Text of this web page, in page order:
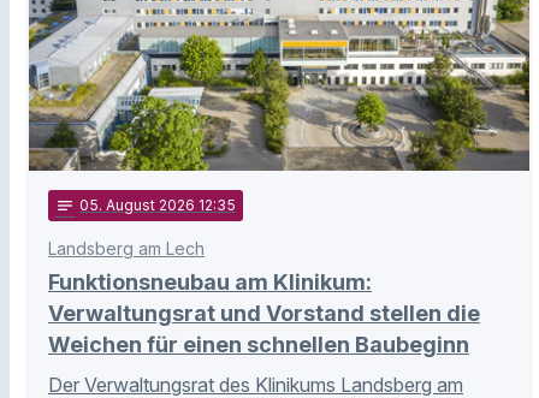
notes 05. August 2026 12:35
Landsberg am Lech
Funktionsneubau am Klinikum:
Verwaltungsrat und Vorstand stellen die
Weichen für einen schnellen Baubeginn
Der Verwaltungsrat des Klinikums Landsberg am